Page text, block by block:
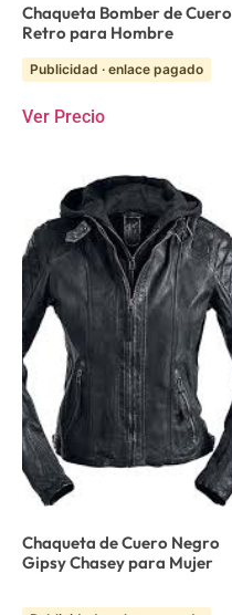
Chaqueta Bomber de Cuero
Retro para Hombre
Publicidad · enlace pagado
Ver Precio
Chaqueta de Cuero Negro
Gipsy Chasey para Mujer